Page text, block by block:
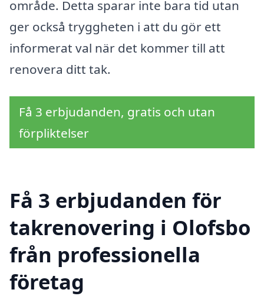
område. Detta sparar inte bara tid utan
ger också tryggheten i att du gör ett
informerat val när det kommer till att
renovera ditt tak.
Få 3 erbjudanden, gratis och utan
förpliktelser
Få 3 erbjudanden för
takrenovering i Olofsbo
från professionella
företag